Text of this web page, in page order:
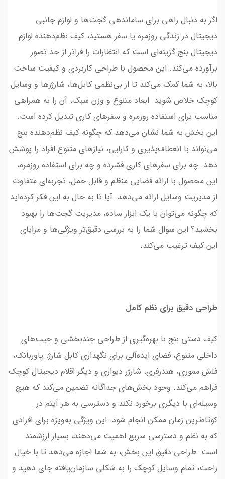
اگر به دنبال راهی برای ساماندهی گجت‌ها و لوازم جانبی
دیجیتال در زندگی روزمره یا سفر هستید، کیف نظم‌دهنده لوازم
دیجیتال بنج گزینه‌ای است که انتظارات را فراتر از حد تصور
برآورده می‌کند. این محصول با طراحی کاربردی و کیفیت ساخت
بالا، به شما کمک می‌کند تا از بی‌نظمی کابل‌ها، شارژرها و وسایل
کوچک خلاص شوید. ابعاد متنوع و وزن سبک، آن را به همراهی
مناسب برای استفاده روزمره و سفرهای کاری تبدیل کرده است.
این بخش به شما نشان می‌دهد که چگونه کیف نظم‌دهنده بنج
می‌تواند با انعطاف‌پذیری و کارایی، نیازهای متنوع افراد را پوشش
دهد. چه برای سفرهای کاری فشرده و چه برای استفاده روزمره،
این محصول با ارائه فضایی منظم و قابل حمل، تجربه‌ای متفاوت
از مدیریت وسایل ارائه می‌دهد. آیا تا به حال به این فکر کرده‌اید
که چگونه می‌توان با یک ابزار ساده، مدیریت گجت‌ها را بهبود
بخشید؟ این سوال شما را به بررسی دقیق‌تر ویژگی‌ها و مزایای
این کیف ترغیب می‌کند.
طراحی دقیق برای نظم کامل
کیف دستی بنج با بهره‌گیری از طراحی چندبخشی و جیب‌های
داخلی متنوع، فضای ایده‌آلی برای نگهداری کابل شارژ، پاوربانک،
فلش مموری، هندزفری، شارژر دیواری و دیگر اقلام دیجیتال کوچک
فراهم می‌کند. وجود بخش‌های جداگانه تضمین می‌کند که هیچ
وسیله‌ای با دیگری برخورد نکند و دسترسی به هر آیتم در
کوتاه‌ترین زمان ممکن انجام شود. این ویژگی به‌ویژه برای افرادی
که به نظم و دسترسی سریع اهمیت می‌دهند، بسیار ارزشمند
است. طراحی دقیق این بخش، به شما اجازه می‌دهد تا با خیال
راحت، تمام وسایل کوچک را به شکلی سازمان‌یافته جای دهید و